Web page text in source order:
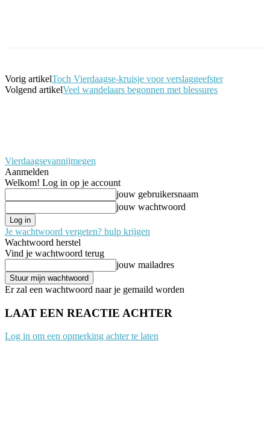
Vorig artikelToch Vierdaagse-kruisje voor verslaggeefster
Volgend artikelVeel wandelaars begonnen met blessures
Vierdaagsevannijmegen
Aanmelden
Welkom! Log in op je account
jouw gebruikersnaam
jouw wachtwoord
Je wachtwoord vergeten? hulp krijgen
Wachtwoord herstel
Vind je wachtwoord terug
jouw mailadres
Er zal een wachtwoord naar je gemaild worden
LAAT EEN REACTIE ACHTER
Log in om een opmerking achter te laten